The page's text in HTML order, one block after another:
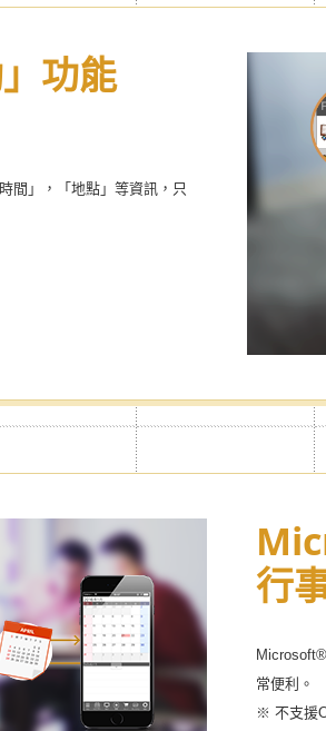
功能
間」，「地點」等資訊，只
行
常便利。
※ 不支援
隱
自由自在
事曆
密模式，保障重要的資訊不
造屬於自
，多樣選擇，有Premium標